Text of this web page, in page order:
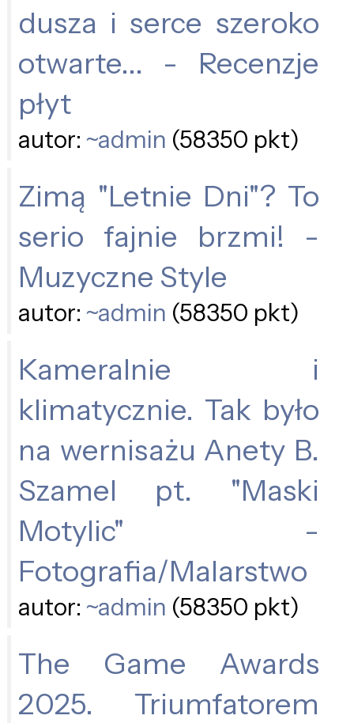
dusza i serce szeroko
otwarte... - Recenzje
płyt
autor: ~admin (58350 pkt)
Zimą "Letnie Dni"? To
serio fajnie brzmi! -
Muzyczne Style
autor: ~admin (58350 pkt)
Kameralnie i
klimatycznie. Tak było
na wernisażu Anety B.
Szamel pt. "Maski
Motylic" -
Fotografia/Malarstwo
autor: ~admin (58350 pkt)
The Game Awards
2025. Triumfatorem